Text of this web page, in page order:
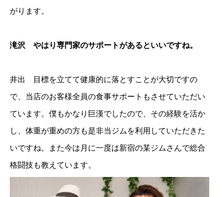
がります。
滝沢 やはり専門家のサポートがあるといいですね。
井出 目標を立てて健康的に落とすことが大切ですの
で、当店のお客様全員の食事サポートもさせていただい
ています。僕もかなり巨漢でしたので、その経験を活か
し、体重が重めの方も是非当ジムを利用していただきた
いですね。また今は月に一度は新宿の某ジムさんで総合
格闘技も教えています。